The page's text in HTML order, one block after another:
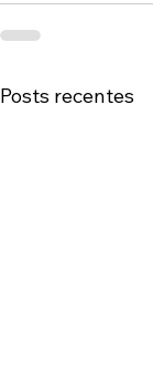
Posts recentes